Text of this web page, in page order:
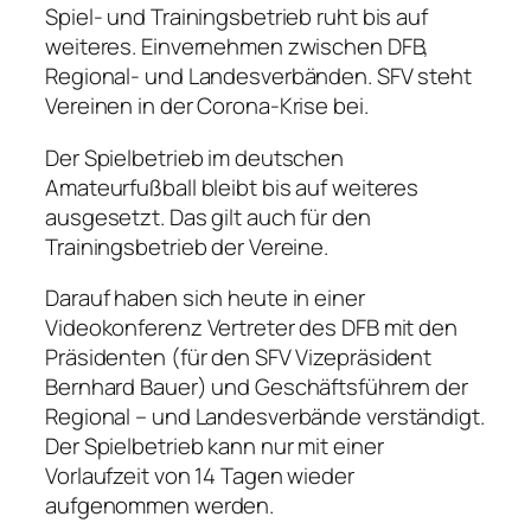
Spiel- und Trainingsbetrieb ruht bis auf
weiteres. Einvernehmen zwischen DFB,
Regional- und Landesverbänden. SFV steht
Vereinen in der Corona-Krise bei.
Der Spielbetrieb im deutschen
Amateurfußball bleibt bis auf weiteres
ausgesetzt. Das gilt auch für den
Trainingsbetrieb der Vereine.
Darauf haben sich heute in einer
Videokonferenz Vertreter des DFB mit den
Präsidenten (für den SFV Vizepräsident
Bernhard Bauer) und Geschäftsführern der
Regional – und Landesverbände verständigt.
Der Spielbetrieb kann nur mit einer
Vorlaufzeit von 14 Tagen wieder
aufgenommen werden.